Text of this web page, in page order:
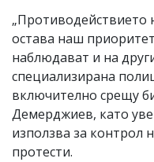
„Противодействието
остава наш
наблюдават и на
специализирана
включително срещу
Демерджиев, като
използва за контрол
протести.